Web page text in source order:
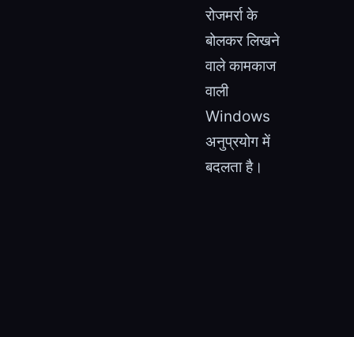
रोजमर्रा के
बोलकर लिखने
वाले कामकाज
वाली
Windows
अनुप्रयोग में
बदलता है।